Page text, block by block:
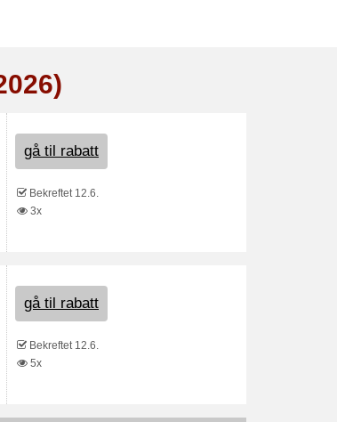
gå til rabatt
Bekreftet 12.6.
3x
gå til rabatt
Bekreftet 12.6.
5x